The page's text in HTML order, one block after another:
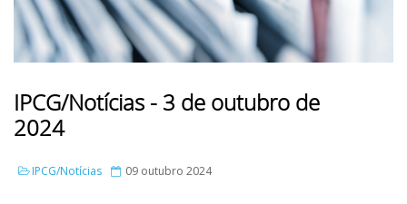
IPCG/Notícias - 3 de outubro de
2024
IPCG/Notícias 09 outubro 2024